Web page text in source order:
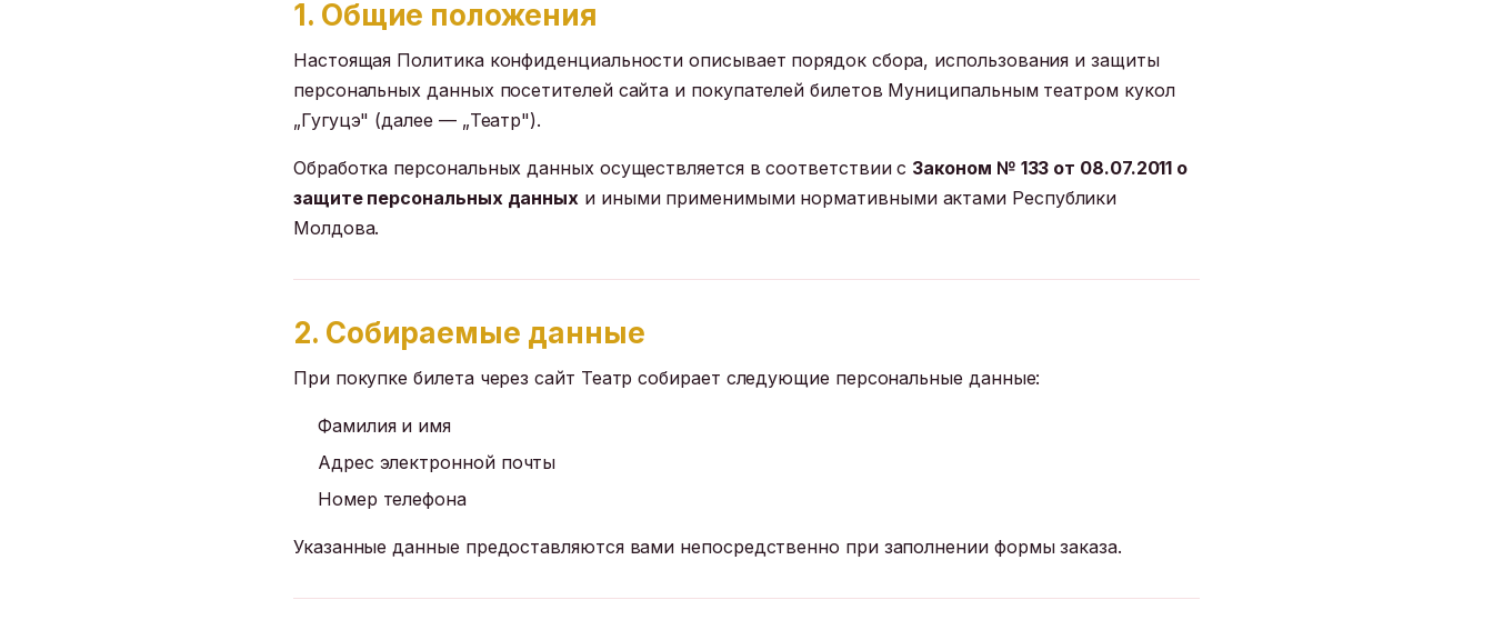
1. Общие положения
Настоящая Политика конфиденциальности описывает порядок сбора, использования и защиты
персональных данных посетителей сайта и покупателей билетов Муниципальным театром кукол
„Гугуцэ" (далее — „Театр").
Обработка персональных данных осуществляется в соответствии с Законом № 133 от 08.07.2011 о
защите персональных данных и иными применимыми нормативными актами Республики
Молдова.
2. Собираемые данные
При покупке билета через сайт Театр собирает следующие персональные данные:
Фамилия и имя
Адрес электронной почты
Номер телефона
Указанные данные предоставляются вами непосредственно при заполнении формы заказа.